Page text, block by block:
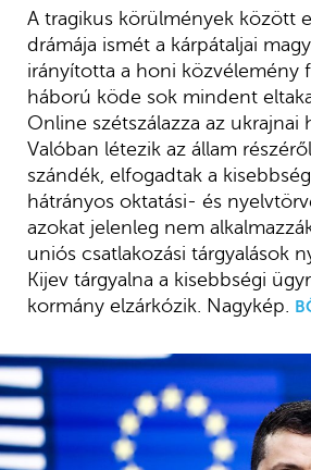
A tragikus körülmények között
drámája ismét a kárpátaljai
irányította a honi közvélemény
háború köde sok mindent
Online szétszálazza az ukrajnai
Valóban létezik az állam
szándék, elfogadtak a
hátrányos oktatási- és
azokat jelenleg nem
uniós csatlakozási tárgyalások
Kijev tárgyalna a kisebbségi
kormány elzárkózik. Nagykép.